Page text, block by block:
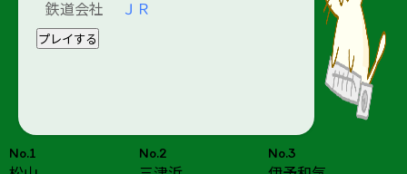
鉄道会社 ＪＲ
プレイする
No.1
No.2
No.3